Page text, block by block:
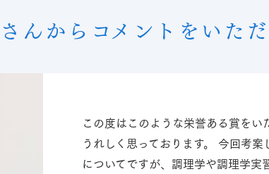
からコメントをいただ
この度はこのような栄誉ある賞をい
うれしく思っております。 今回考
についてですが、調理学や調理学実